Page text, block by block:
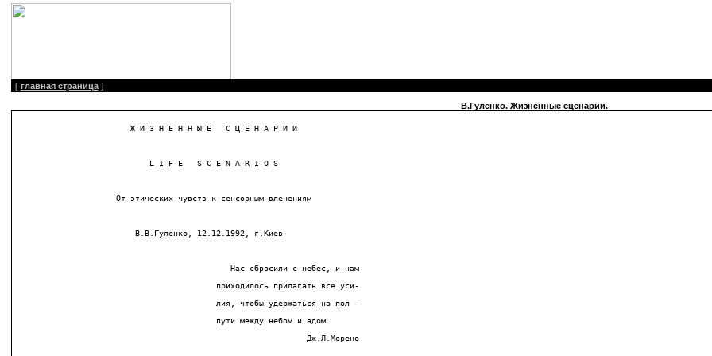
[ главная страница ]
В.Гуленко. Жизненные сценарии.